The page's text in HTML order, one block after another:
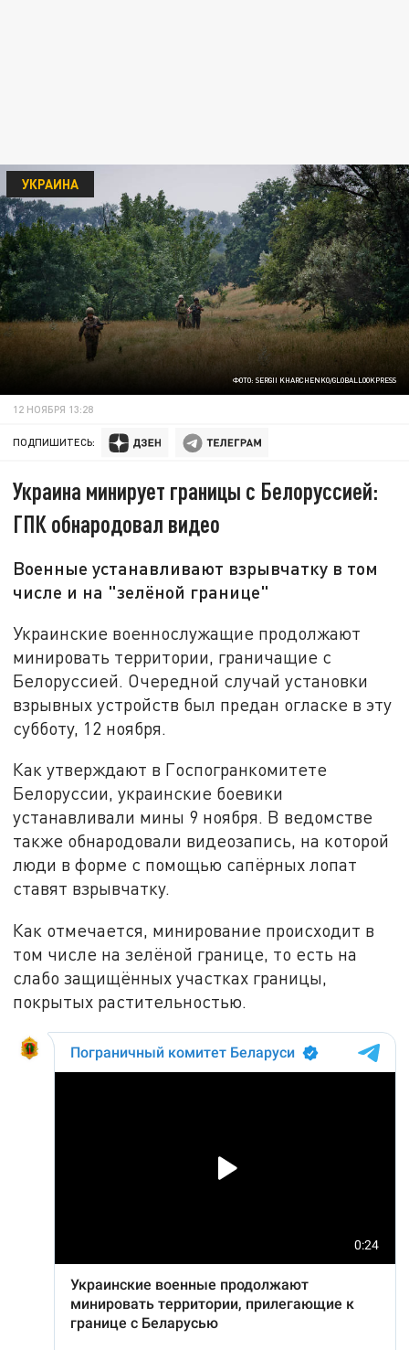
ФОТО: SERGII KHARCHENKO/GLOBALLOOKPRESS
УКРАИНА
12 НОЯБРЯ 13:28
ПОДПИШИТЕСЬ:
Украина минирует границы с Белоруссией:
ГПК обнародовал видео
Военные устанавливают взрывчатку в том
числе и на "зелёной границе"
Украинские военнослужащие продолжают
минировать территории, граничащие с
Белоруссией. Очередной случай установки
взрывных устройств был предан огласке в эту
субботу, 12 ноября.
Как утверждают в Госпогранкомитете
Белоруссии, украинские боевики
устанавливали мины 9 ноября. В ведомстве
также обнародовали видеозапись, на которой
люди в форме с помощью сапёрных лопат
ставят взрывчатку.
Как отмечается, минирование происходит в
том числе на зелёной границе, то есть на
слабо защищённых участках границы,
покрытых растительностью.